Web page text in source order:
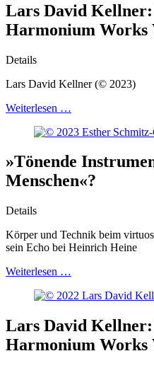
Lars David
Harmonium Works
Details
Lars David Kellner (© 2023)
Weiterlesen …
»Tönende
Menschen«?
Details
Körper und Technik beim
sein Echo bei Heinrich Heine
Weiterlesen …
Lars David
Harmonium Works